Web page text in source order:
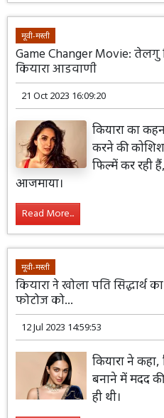
मूवी-मस्ती
Game Changer Movie:
कियारा आडवाणी
21 Oct 2023 16:09:20
कियारा का
करने की
फिल्में कर रही
आजमाया।
Read More...
मूवी-मस्ती
कियारा ने खोला पति सिद्धार्थ
फोटोज को...
12 Jul 2023 14:59:53
कियारा ने
बनाने में मदद
ही थी।